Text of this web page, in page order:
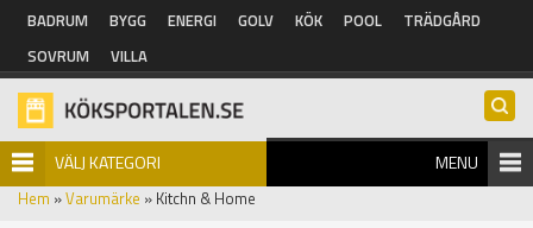
Hoppa till huvudinnehåll
BADRUM BYGG ENERGI GOLV KÖK POOL
TRÄDGÅRD
SOVRUM
VILLA
VÄLJ KATEGORI MENU
Hem »Varumärke » Kitchn & Home